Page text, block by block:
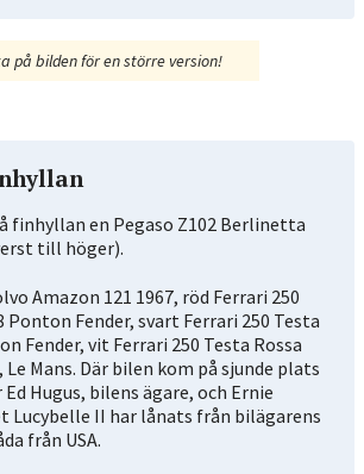
på bilden för en större version!
finhyllan en Pegaso Z102 Berlinetta
till höger).
Amazon 121 1967, röd Ferrari 250
Ponton Fender, svart Ferrari 250 Testa
Fender, vit Ferrari 250 Testa Rossa
Le Mans. Där bilen kom på sjunde plats
Ed Hugus, bilens ägare, och Ernie
Lucybelle II har lånats från bilägarens
från USA.